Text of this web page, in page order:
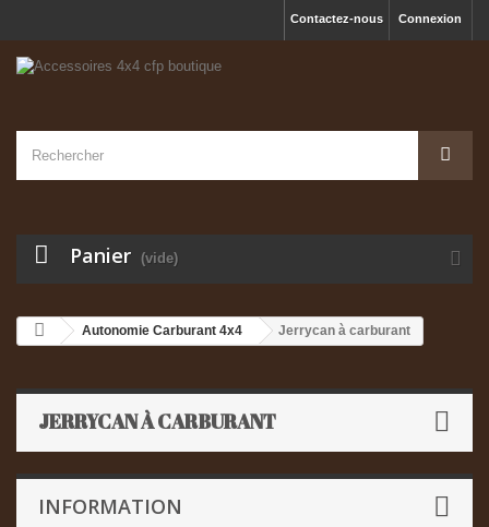
Connexion
Contactez-nous
Panier (vide)
Autonomie Carburant 4x4 Jerrycan à carburant
JERRYCAN À CARBURANT
INFORMATION